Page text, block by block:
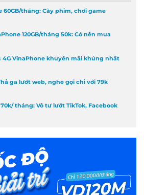
60GB/tháng: Cày phim, chơi game
120GB/tháng 50k: Có nên mua
4G VinaPhone khuyến mãi khủng nhất
ga lướt web, nghe gọi chỉ với 79k
tháng: Vô tư lướt TikTok, Facebook